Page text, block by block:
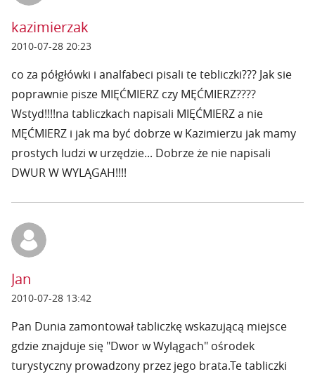
kazimierzak
2010-07-28 20:23
co za półgłówki i analfabeci pisali te tebliczki??? Jak sie
poprawnie pisze MIĘĆMIERZ czy MĘĆMIERZ????
Wstyd!!!!na tabliczkach napisali MIĘĆMIERZ a nie
MĘĆMIERZ i jak ma być dobrze w Kazimierzu jak mamy
prostych ludzi w urzędzie... Dobrze że nie napisali
DWUR W WYLĄGAH!!!!
Jan
2010-07-28 13:42
Pan Dunia zamontował tabliczkę wskazującą miejsce
gdzie znajduje się "Dwor w Wylągach" ośrodek
turystyczny prowadzony przez jego brata.Te tabliczki